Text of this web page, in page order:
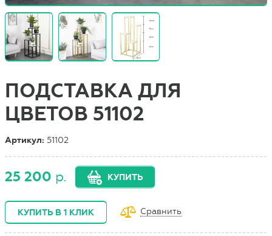
ПОДСТАВКА ДЛЯ
ЦВЕТОВ 51102
Артикул: 51102
25 200 р. КУПИТЬ
КУПИТЬ В 1 КЛИК Сравнить